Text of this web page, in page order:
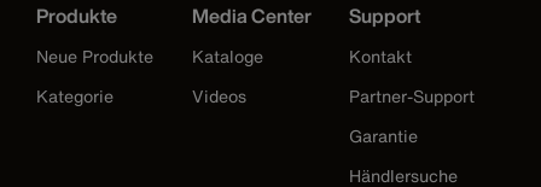
Produkte
Neue Produkte
Kategorie
Media Center
Kataloge
Videos
Support
Kontakt
Partner-Support
Garantie
Händlersuche